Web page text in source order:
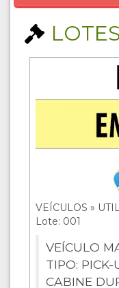
VEÍCULOS »
Lote: 001
VEÍCULO
TIPO: PICK-
CABINE